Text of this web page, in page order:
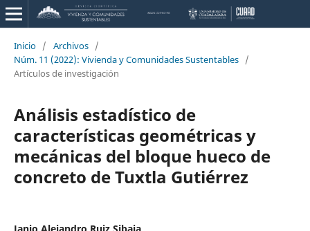
Inicio / Archivos /
Núm. 11 (2022): Vivienda y Comunidades Sustentables /
Artículos de investigación
Análisis estadístico de
características geométricas y
mecánicas del bloque hueco de
concreto de Tuxtla Gutiérrez